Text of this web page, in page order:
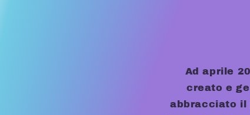
Ad aprile
creato e
abbracciato il